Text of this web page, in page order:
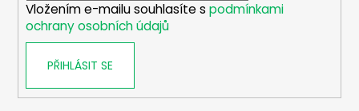
Vložením e-mailu souhlasíte s podmínkami
ochrany osobních údajů
PŘIHLÁSIT SE